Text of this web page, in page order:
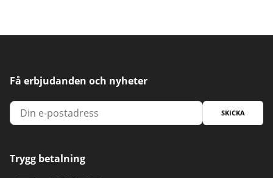
Få erbjudanden och nyheter
SKICKA
Trygg betalning